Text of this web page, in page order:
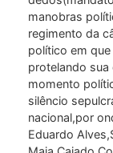
manobras
regimento da
político em
protelando sua
momento
silêncio
nacional,por
Eduardo